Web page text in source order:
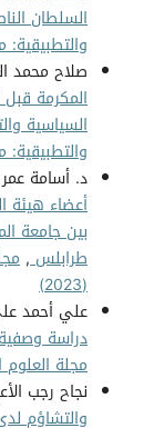
السلطان
والتطبيقية: مجلد 9
صلاح محمد
المكرمة قبل
السياسية
والتطبيقية: مجلد 9
د. أسامة
أعضاء هيئة
بين جامعة
طرابلس,
(2023)
علي أحمد
دراسة وصفية
مجلة العلوم
نجاح رجب
والتشاؤم